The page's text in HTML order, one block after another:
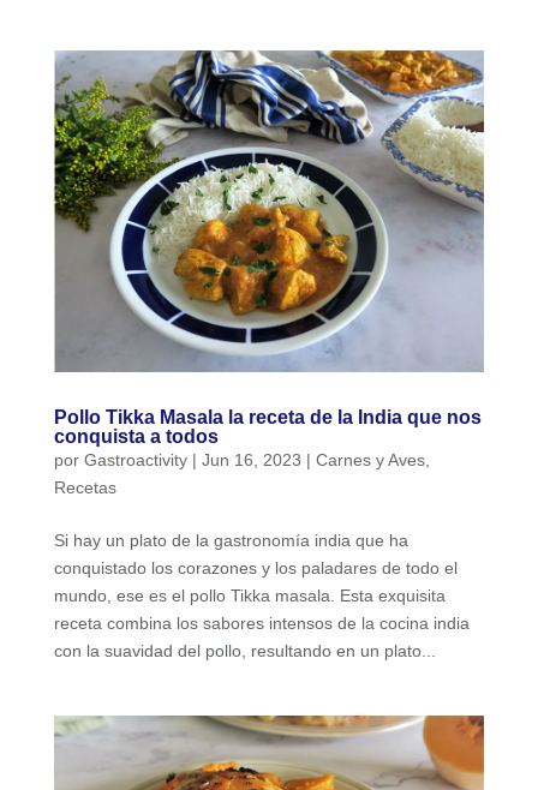
Pollo Tikka Masala la receta de la India que nos
conquista a todos
por Gastroactivity| Jun 16, 2023 | Carnes y Aves,
Recetas
Si hay un plato de la gastronomía india que ha
conquistado los corazones y los paladares de todo el
mundo, ese es el pollo Tikka masala. Esta exquisita
receta combina los sabores intensos de la cocina india
con la suavidad del pollo, resultando en un plato...